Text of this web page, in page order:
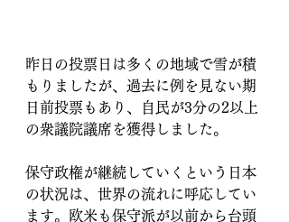
昨日の投票日は多くの地域で雪が積
もりましたが、過去に例を見ない期
日前投票もあり、自民が3分の2以上
の衆議院議席を獲得しました。
保守政権が継続していくという日本
の状況は、世界の流れに呼応してい
ます。欧米も保守派が以前から台頭